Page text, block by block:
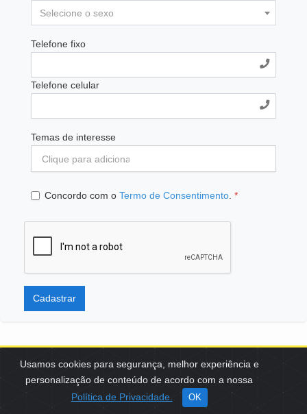
Usamos cookies para segurança, melhor experiência e
personalização de conteúdo de acordo com a nossa
Política de Privacidade.
OK
Selecione o sexo
Telefone fixo
Telefone celular
Temas de interesse
Concordo com o Termo de Consentimento *
Cadastrar
SCES, TRECHO 02, LOTE 22 CEP: 70200-002 | BRASÍLIA (DF) | +55
61 3108-7000 / FBB@FBB.ORG.BR